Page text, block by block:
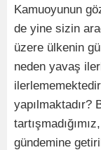
Kamuoyunun
de yine sizin
üzere ülkenin
neden yavaş
yapılmaktadır?
gündemine